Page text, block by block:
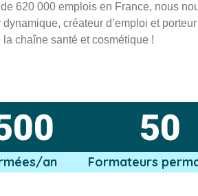
620 000 emplois en France, nous
dynamique, créateur d’emploi et
la chaîne santé et cosmétique !
an
50
Formateurs